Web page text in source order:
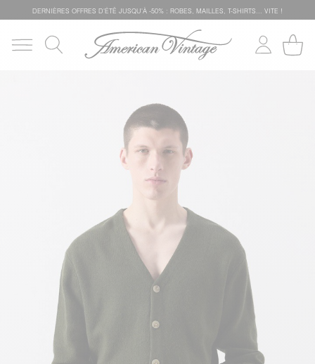
DERNIÈRES OFFRES D'ÉTÊ JUSQU'À -50% : ROBES, MAILLES, T-SHIRTS... VITE !